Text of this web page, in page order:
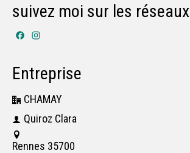
suivez moi sur les réseaux
Facebook
Entreprise
CHAMAY
Quiroz Clara
Rennes 35700